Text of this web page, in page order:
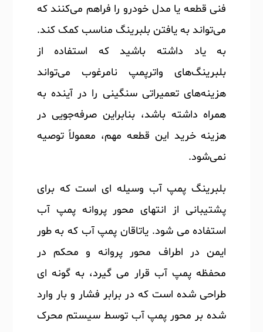
فنی قطعه یا مدل خودرو را فراهم می‌کنند که
می‌تواند به یافتن بلبرینگ مناسب کمک کند.
به یاد داشته باشید که استفاده از
بلبرینگ‌های واترپمپ نامرغوب می‌تواند
هزینه‌های تعمیراتی سنگینی را در آینده به
همراه داشته باشد، بنابراین صرفه‌جویی در
هزینه خرید این قطعه مهم، معمولاً توصیه
نمی‌شود.
بلبرینگ پمپ آب وسیله ای است که برای
پشتیبانی از انتهای محور پروانه پمپ آب
استفاده می شود. یاتاقان پمپ آب که به طور
ایمن در اطراف محور پروانه و محکم در
محفظه پمپ آب قرار می گیرد، به گونه ای
طراحی شده است که در برابر فشار و بار وارد
شده بر محور پمپ آب توسط سیستم محرک